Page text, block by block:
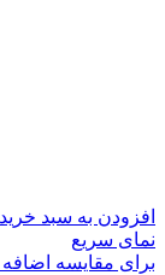
افزودن به سبد خرید
نمای سریع
برای مقایسه اضافه